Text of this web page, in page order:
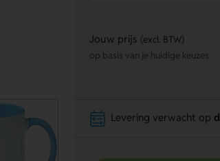
Jouw prijs (excl. BTW)
op basis van je huidige keuzes
Levering verwacht op